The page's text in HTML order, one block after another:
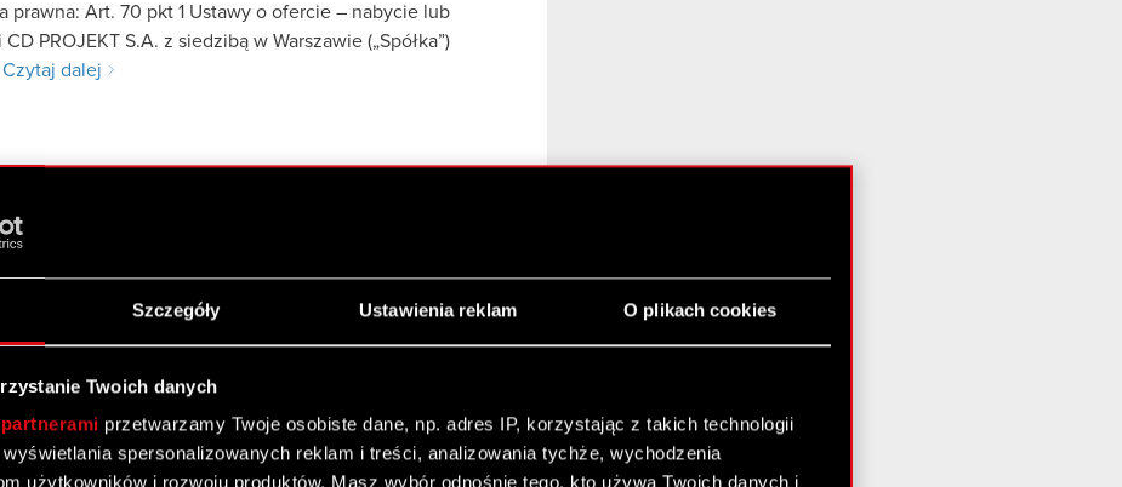
Szczegóły Ustawienia reklam O plikach cookies
Twoich danych
przetwarzamy Twoje osobiste dane, np. adres IP, korzystając z takich technologii
spersonalizowanych reklam i treści, analizowania tychże, wychodzenia
użytkowników i rozwoju produktów. Masz wybór odnośnie tego, kto używa Twoich danych i
prawna: Art. 70 pkt 1 Ustawy o ofercie – nabycie lub
PROJEKT S.A. z siedzibą w Warszawie („Spółka”)
Czytaj dalej
prawna: Art. 70 pkt 1 Ustawy o ofercie – nabycie lub
PROJEKT S.A. z siedzibą w Warszawie („Spółka”)
Czytaj dalej